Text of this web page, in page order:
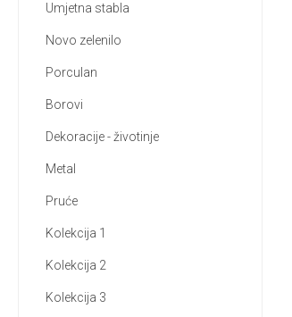
Umjetna stabla
Novo zelenilo
Porculan
Borovi
Dekoracije - životinje
Metal
Pruće
Kolekcija 1
Kolekcija 2
Kolekcija 3